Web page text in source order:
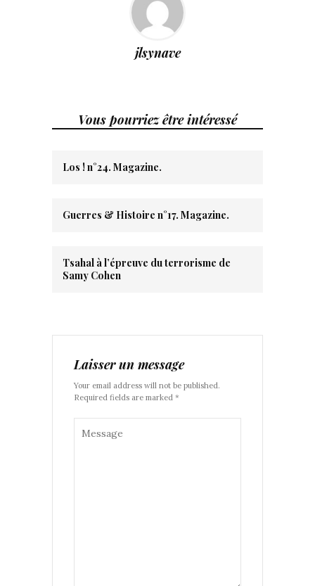
jlsynave
Vous pourriez être intéressé
Los ! n°24. Magazine.
Guerres & Histoire n°17. Magazine.
Tsahal à l’épreuve du terrorisme de
Samy Cohen
Laisser un message
Your email address will not be published.
Required fields are marked *